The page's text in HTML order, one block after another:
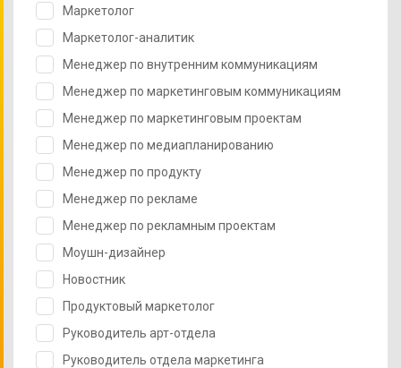
Маркетолог
Маркетолог-аналитик
Менеджер по внутренним коммуникациям
Менеджер по маркетинговым коммуникациям
Менеджер по маркетинговым проектам
Менеджер по медиапланированию
Менеджер по продукту
Менеджер по рекламе
Менеджер по рекламным проектам
Моушн-дизайнер
Новостник
Продуктовый маркетолог
Руководитель арт-отдела
Руководитель отдела маркетинга